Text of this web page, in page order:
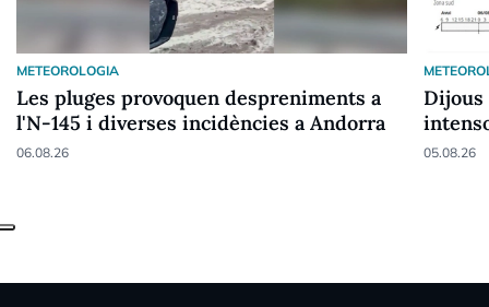
METEOROLOGIA
Les pluges provoquen despreniments a
l'N-145 i diverses incidències a Andorra
06.08.26
Dijous
05.08.26